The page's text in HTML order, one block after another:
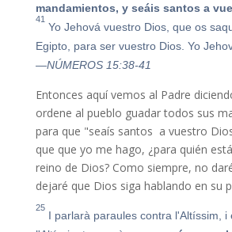
mandamientos, y seáis santos a
41
Yo Jehová vuestro Dios, que os
Egipto, para ser vuestro Dios. Yo
—NÚMEROS 15:38-41
Entonces aquí vemos al Padre
ordene al pueblo guadar todos sus
para que "seaís santos a vuestro
que que yo me hago, ¿para quién
reino de Dios? Como siempre, no
dejaré que Dios siga hablando en su
25
I parlarà paraules contra l'Altíssim, i